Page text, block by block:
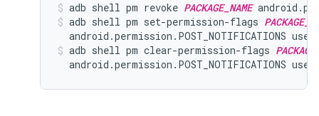
adb shell pm revoke PACKAGE_NAME
adb shell pm set-permission-flags
android.permission.POST_NOTIFICATIONS
adb shell pm clear-permission-flags
android.permission.POST_NOTIFICATIONS